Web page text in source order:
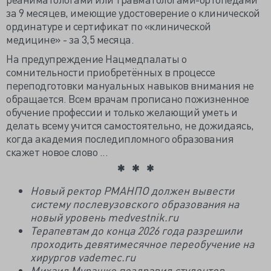
за 9 месяцев, имеющие удостоверение о клинической
ординатуре и сертификат по «клинической
медицине» - за 3,5 месяца.
На предупреждение Нацмедпалаты о
сомнительности приобретённых в процессе
переподготовки мануальных навыков внимания не
обращается. Всем врачам прописано пожизненное
обучение профессии и только желающий уметь и
делать всему учится самостоятельно, не дожидаясь,
когда академия последипломного образования
скажет новое слово ...
Новый ректор РМАНПО должен вывести
систему послевузовского образования на
новый уровень medvestnik.ru
Терапевтам до конца 2026 года разрешили
проходить девятимесячное переобучение на
хирургов vademec.ru